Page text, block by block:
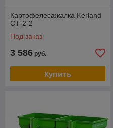
Картофелесажалка Kerland
СТ-2-2
Под заказ
3 586 руб.
Купить